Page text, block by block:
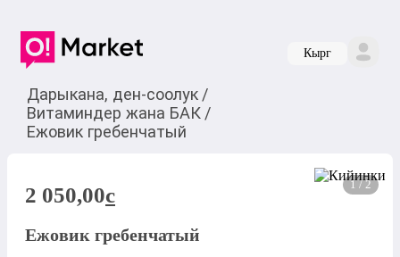
Кырг
Дарыкана, ден-соолук /
Витаминдер жана БАК /
Ежовик гребенчатый
1 / 2
2 050,00c
Ежовик гребенчатый